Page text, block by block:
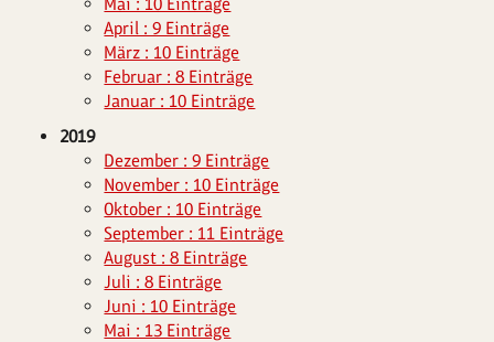
April : 9 Einträge
März : 10 Einträge
Februar : 8 Einträge
Januar : 10 Einträge
2019
Dezember : 9 Einträge
November : 10 Einträge
Oktober : 10 Einträge
September : 11 Einträge
August : 8 Einträge
Juli : 8 Einträge
Juni : 10 Einträge
Mai : 13 Einträge